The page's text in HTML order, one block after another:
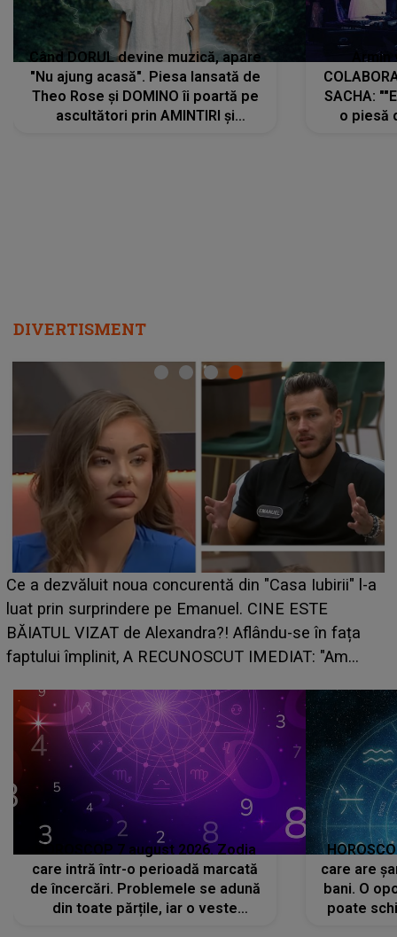
Când DORUL devine muzică, apare
"Nu ajung acasă". Piesa lansată de
Theo Rose și DOMINO îi poartă pe
ascultători prin AMINTIRI și
SACHA:
o piesă
DIVERTISMENT
Ce a dezvăluit noua concurentă din "Casa Iubirii" l-a
luat prin surprindere pe Emanuel. CINE ESTE
BĂIATUL VIZAT de Alexandra?! Aflându-se în fața
faptului împlinit, A RECUNOSCUT IMEDIAT: "Am
HOROSCOP 7 august 2026. Zodia
care intră într-o perioadă marcată
de încercări. Problemele se adună
din toate părțile, iar o veste
care are
bani. O
poate